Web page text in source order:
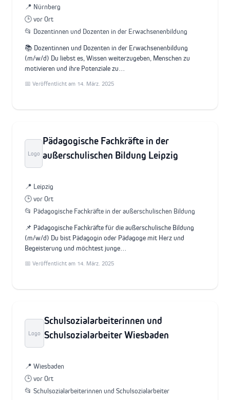
📍 Nürnberg
🕒 vor Ort
📂 Dozentinnen und Dozenten in der Erwachsenenbildung
📚 Dozentinnen und Dozenten in der Erwachsenenbildung
(m/w/d) Du liebst es, Wissen weiterzugeben, Menschen zu
motivieren und ihre Potenziale zu…
📅 Veröffentlicht am 14. März. 2025
Logo
Pädagogische Fachkräfte in der
außerschulischen Bildung Leipzig
📍 Leipzig
🕒 vor Ort
📂 Pädagogische Fachkräfte in der außerschulischen Bildung
📌 Pädagogische Fachkräfte für die außerschulische Bildung
(m/w/d) Du bist Pädagogin oder Pädagoge mit Herz und
Begeisterung und möchtest junge…
📅 Veröffentlicht am 14. März. 2025
Logo
Schulsozialarbeiterinnen und
Schulsozialarbeiter Wiesbaden
📍 Wiesbaden
🕒 vor Ort
📂 Schulsozialarbeiterinnen und Schulsozialarbeiter